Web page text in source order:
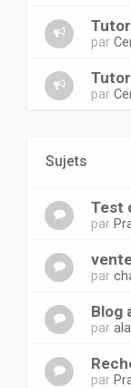
par
par
Sujets
Test
par
par
Blog
par
par